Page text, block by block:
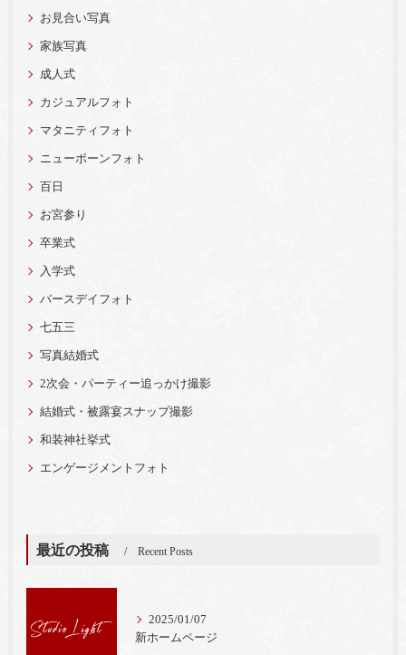
お見合い写真
家族写真
成人式
カジュアルフォト
マタニティフォト
ニューボーンフォト
百日
お宮参り
卒業式
入学式
バースデイフォト
七五三
写真結婚式
2次会・パーティー追っかけ撮影
結婚式・被露宴スナップ撮影
和装神社挙式
エンゲージメントフォト
最近の投稿 Recent Posts
2025/01/07
新ホームページ